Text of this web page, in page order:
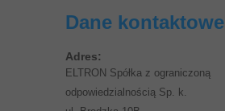
Dane kontaktowe
Adres:
ELTRON Spółka z ograniczoną
odpowiedzialnością Sp. k.